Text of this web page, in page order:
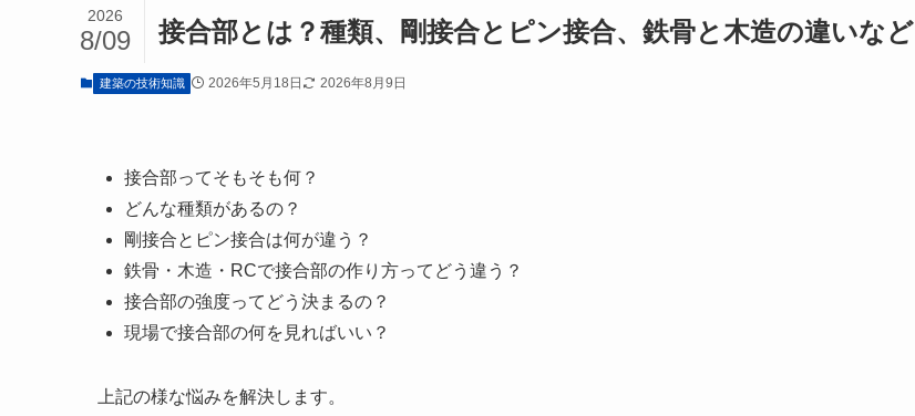
接合部とは？種類、剛接合とピン接合、鉄骨と木造の違いなど
2026
8/09
建築の技術知識 2026年5月18日 2026年8月9日
接合部ってそもそも何？
どんな種類があるの？
剛接合とピン接合は何が違う？
鉄骨・木造・RCで接合部の作り方ってどう違う？
接合部の強度ってどう決まるの？
現場で接合部の何を見ればいい？
上記の様な悩みを解決します。